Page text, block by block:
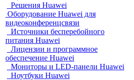
Решения Huawei
Оборудование Huawei для
видеоконференцсвязи
Источники бесперебойного
питания Huawei
Лицензии и программное
обеспечение Huawei
Мониторы и LED-панели Huawei
Ноутбуки Huawei